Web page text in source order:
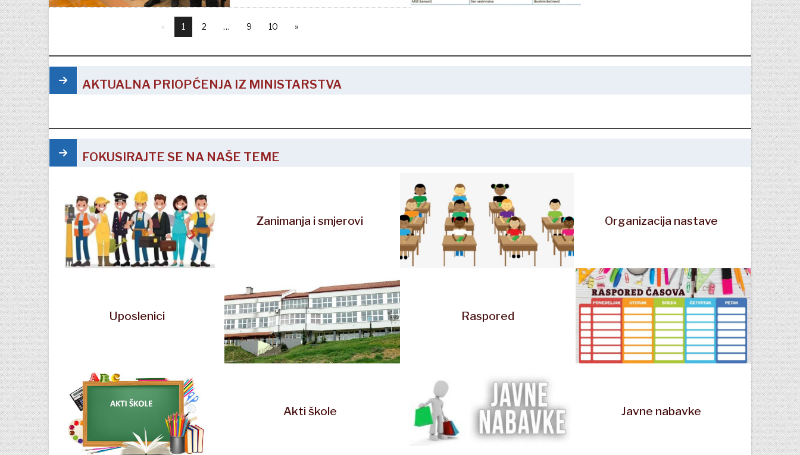
1 2 9 10
AKTUALNA PRIOPĆENJA IZ MINISTARSTVA
FOKUSIRAJTE SE NA NAŠE TEME
Zanimanja i smjerovi Organizacija nastave
Uposlenici Raspored
Akti škole Javne nabavke